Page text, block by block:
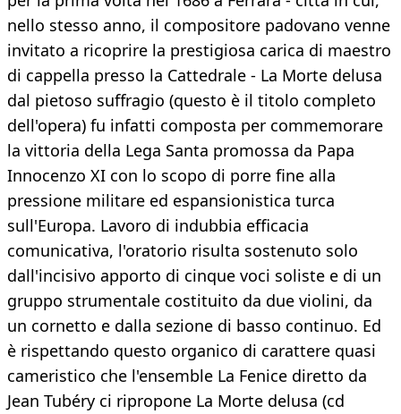
nello stesso anno, il compositore padovano venne
invitato a ricoprire la prestigiosa carica di maestro
di cappella presso la Cattedrale - La Morte delusa
dal pietoso suffragio (questo è il titolo completo
dell'opera) fu infatti composta per commemorare
la vittoria della Lega Santa promossa da Papa
Innocenzo XI con lo scopo di porre fine alla
pressione militare ed espansionistica turca
sull'Europa. Lavoro di indubbia efficacia
comunicativa, l'oratorio risulta sostenuto solo
dall'incisivo apporto di cinque voci soliste e di un
gruppo strumentale costituito da due violini, da
un cornetto e dalla sezione di basso continuo. Ed
è rispettando questo organico di carattere quasi
cameristico che l'ensemble La Fenice diretto da
Jean Tubéry ci ripropone La Morte delusa (cd